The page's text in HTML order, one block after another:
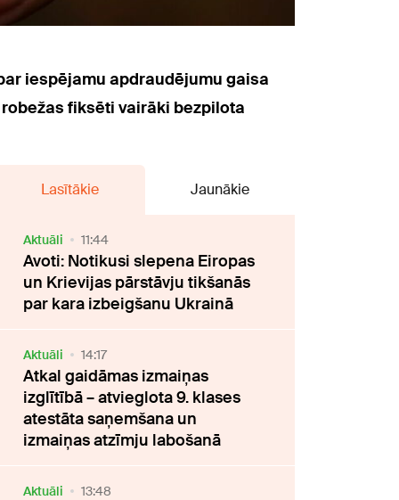
iespējamu apdraudējumu gaisa
fiksēti vairāki bezpilota
Lasītākie Jaunākie
Aktuāli 11:44
Avoti: Notikusi slepena Eiropas
un Krievijas pārstāvju tikšanās
par kara izbeigšanu Ukrainā
Aktuāli 14:17
Atkal gaidāmas izmaiņas
izglītībā – atvieglota 9. klases
atestāta saņemšana un
izmaiņas atzīmju labošanā
Aktuāli 13:48